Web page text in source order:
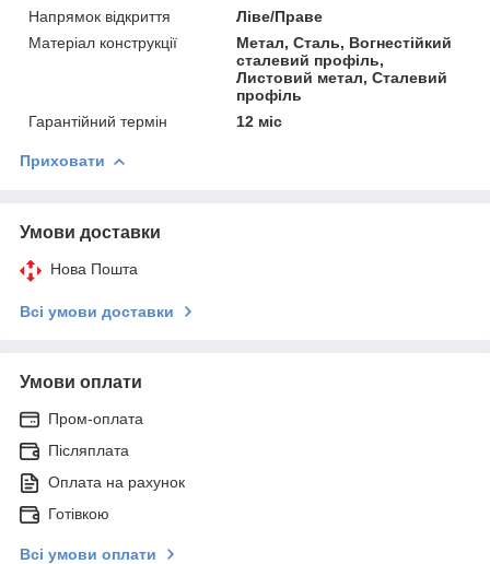
Напрямок відкриття
Ліве/Праве
Матеріал конструкції
Метал, Сталь, Вогнестійкий
сталевий профіль,
Листовий метал, Сталевий
профіль
Гарантійний термін
12 міс
Приховати
Умови доставки
Нова Пошта
Всі умови доставки
Умови оплати
Пром-оплата
Післяплата
Оплата на рахунок
Готівкою
Всі умови оплати